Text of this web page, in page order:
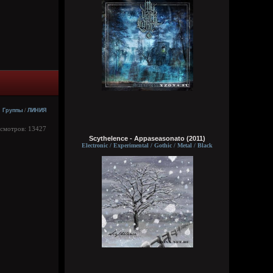
Группы / ЛИНИЯ
13427
typical crabs
6 августа 2026
а видосы то остались
Bestial
6 августа 2026
Ну лежит, то и упало
пересматриваю баттлы. ведь
версус,слово и рбл уже загнулись. даже
лига гнойного помоему.
Кукуня
6 августа 2026
Scythelence - Appaseasonato (2011)
Electronic / Experimental / Gothic / Metal / Black